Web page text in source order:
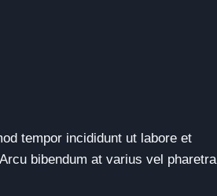
tempor incididunt ut labore et
bibendum at varius vel pharetra